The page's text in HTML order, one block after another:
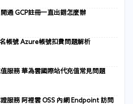
通 GCP註冊一直出錯怎麼辦
帳號 Azure帳號扣費問題解析
服務 華為雲國際站代充值常見問題
服務 阿裡雲 OSS 內網 Endpoint 訪問